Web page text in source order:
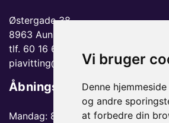
Vi bruger
Denne
og andre
at forbedre din
Østergade 38
8963 Auning
tlf. 60 16 66 06
piavitting@gmail.com
Åbningstider
Mandag: 8:30-12 og 13:30-17